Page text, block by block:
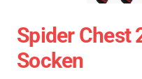
Spider Chest
Socken